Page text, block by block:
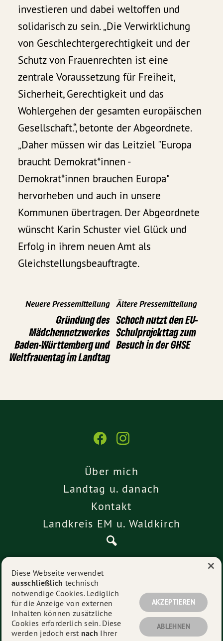
investieren und dabei weltoffen und
solidarisch zu sein. „Die Verwirklichung
von Geschlechtergerechtigkeit und der
Schutz von Frauenrechten ist eine
zentrale Voraussetzung für Freiheit,
Sicherheit, Gerechtigkeit und das
Wohlergehen der gesamten europäischen
Gesellschaft.“, betonte der Abgeordnete.
„Daher müssen wir das Leitziel "Europa
braucht Demokrat*innen -
Demokrat*innen brauchen Europa"
hervorheben und auch in unsere
Kommunen übertragen. Der Abgeordnete
wünscht Karin Schuster viel Glück und
Erfolg in ihrem neuen Amt als
Gleichstellungsbeauftragte.
Neuere Pressemitteilung
Gründung des
Mädchennetzwerkes
Baden-Württemberg und
Weltfrauentag im Landtag
Ältere Pressemitteilung
Schoch nutzt den EU-
Schulprojekttag zum
Besuch in der GHSE
Über mich
Landtag u. danach
Kontakt
Landkreis EM u. Waldkirch
Impressum
Datenschutz
Diese Webseite verwendet
ausschließlich technisch
notwendige Cookies. Lediglich
für die Anzeige von externen
Inhalten können zusätzliche
Cookies erforderlich sein. Diese
werden jedoch erst nach Ihrer
AKZEPTIEREN
ABLEHNEN
×